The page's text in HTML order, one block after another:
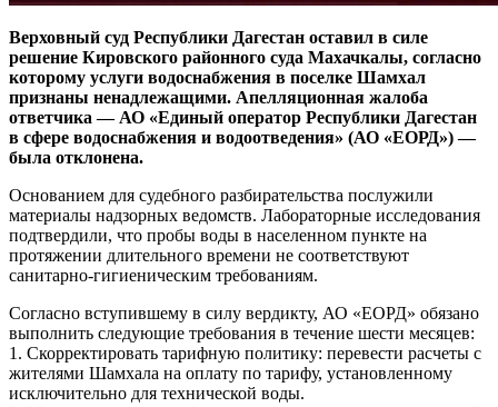
Верховный суд Республики Дагестан оставил в силе
решение Кировского районного суда Махачкалы, согласно
которому услуги водоснабжения в поселке Шамхал
признаны ненадлежащими. Апелляционная жалоба
ответчика — АО «Единый оператор Республики Дагестан
в сфере водоснабжения и водоотведения» (АО «ЕОРД») —
была отклонена.
Основанием для судебного разбирательства послужили
материалы надзорных ведомств. Лабораторные исследования
подтвердили, что пробы воды в населенном пункте на
протяжении длительного времени не соответствуют
санитарно-гигиеническим требованиям.
Согласно вступившему в силу вердикту, АО «ЕОРД» обязано
выполнить следующие требования в течение шести месяцев:
1. Скорректировать тарифную политику: перевести расчеты с
жителями Шамхала на оплату по тарифу, установленному
исключительно для технической воды.